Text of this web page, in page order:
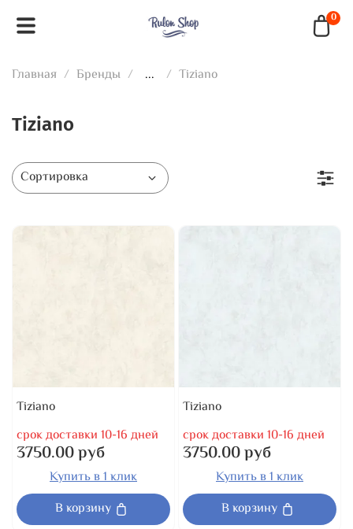
0
Главная Бренды ... Tiziano
Tiziano
Tiziano
срок доставки 10-16 дней
3750.00 руб
Купить в 1 клик
В корзину
Tiziano
срок доставки 10-16 дней
3750.00 руб
Купить в 1 клик
В корзину